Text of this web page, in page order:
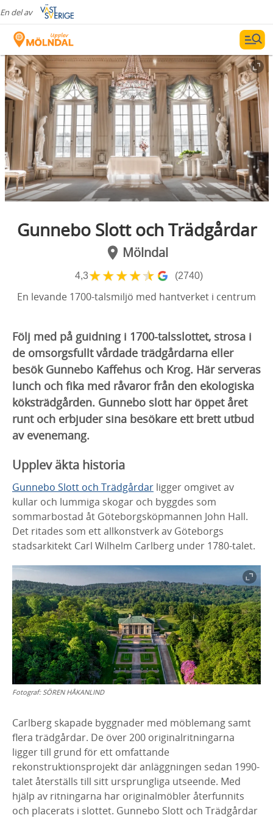
En del av
Gunnebo Slott och Trädgårdar
Mölndal
4,3★★★★★ (2740)
En levande 1700-talsmiljö med hantverket i centrum
Följ med på guidning i 1700-talsslottet, strosa i
de omsorgsfullt vårdade trädgårdarna eller
besök Gunnebo Kaffehus och Krog. Här serveras
lunch och fika med råvaror från den ekologiska
köksträdgården. Gunnebo slott har öppet året
runt och erbjuder sina besökare ett brett utbud
av evenemang.
Upplev äkta historia
Gunnebo Slott och Trädgårdar ligger omgivet av
kullar och lummiga skogar och byggdes som
sommarbostad åt Göteborgsköpmannen John Hall.
Det ritades som ett allkonstverk av Göteborgs
stadsarkitekt Carl Wilhelm Carlberg under 1780-talet.
Fotograf:SÖREN HÅKANLIND
Carlberg skapade byggnader med möblemang samt
flera trädgårdar. De över 200 originalritningarna
ligger till grund för ett omfattande
rekonstruktionsprojekt där anläggningen sedan 1990-
talet återställs till sitt ursprungliga utseende. Med
hjälp av ritningarna har originalmöbler återfunnits
och placerats i slottet. Gunnebo Slott och Trädgårdar